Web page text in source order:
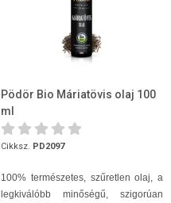
Pödör Bio Máriatövis olaj 100
ml
Cikksz. PD2097
100% természetes, szűretlen olaj, a
legkiválóbb minőségű, szigorúan